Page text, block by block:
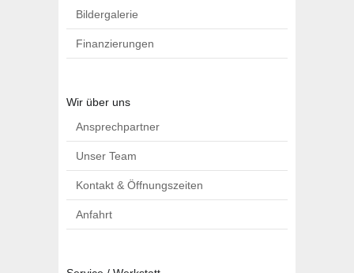
Bildergalerie
Finanzierungen
Wir über uns
Ansprechpartner
Unser Team
Kontakt & Öffnungszeiten
Anfahrt